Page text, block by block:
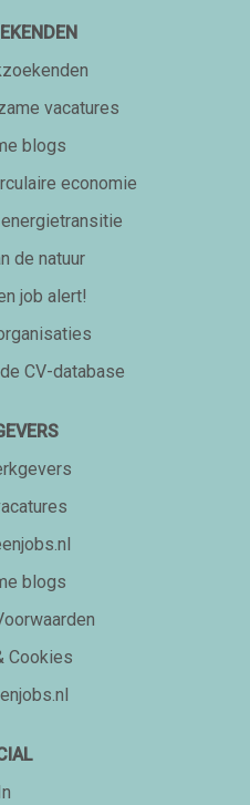
vacatures
blogs
economie
de natuur
job alert!
CV-database
blogs
Cookies